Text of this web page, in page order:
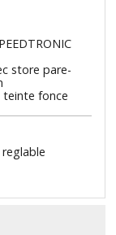
store pare-
teinte fonce